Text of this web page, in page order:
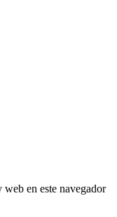
en este navegador